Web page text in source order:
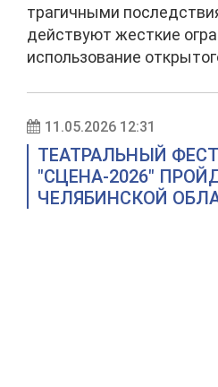
трагичными
действуют жесткие
использование
11.05.2026 12:31
ТЕАТРАЛЬНЫЙ
"СЦЕНА-2026"
ЧЕЛЯБИНСКОЙ